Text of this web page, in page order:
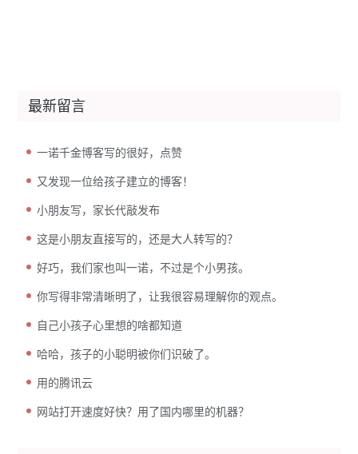
最新留言
一诺千金博客写的很好，点赞
又发现一位给孩子建立的博客！
小朋友写，家长代敲发布
这是小朋友直接写的，还是大人转写的？
好巧，我们家也叫一诺，不过是个小男孩。
你写得非常清晰明了，让我很容易理解你的观点。
自己小孩子心里想的啥都知道
哈哈，孩子的小聪明被你们识破了。
用的腾讯云
网站打开速度好快？用了国内哪里的机器？